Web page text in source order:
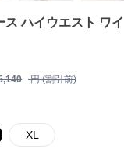
ス ハイウエスト ワ
円 (割引前)
XL